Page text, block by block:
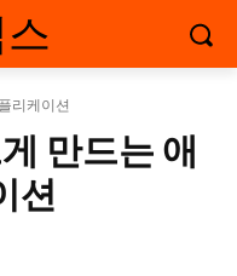
리케이션
만드는 애
션